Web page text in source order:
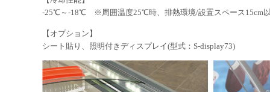
-25℃～-18℃ ※周囲温度25℃時、排熱環境/設置スペース15cm
【オプション】
シート貼り、照明付きディスプレイ(型式：S-display73)